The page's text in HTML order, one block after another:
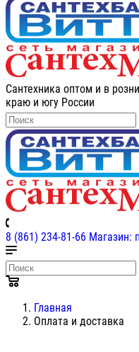
Сантехника оптом и в
краю и югу России
8 (861) 234-81-66 Магазин:
Главная
Оплата и доставка